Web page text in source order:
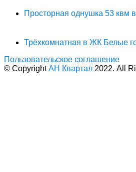
Просторная однушка 53 квм
Трёхкомнатная в ЖК Белые
Пользовательское соглашение
© CopyrightАН Квартал 2022. All